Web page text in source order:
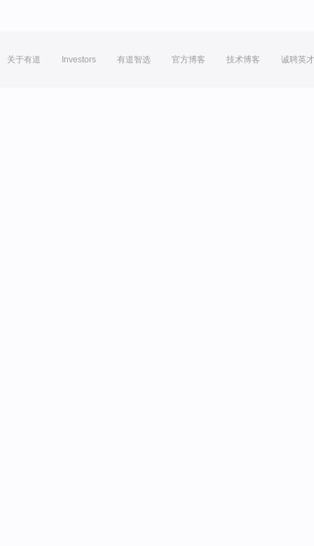
关于有道 Investors 有道智选 官方博客 技术博客 诚聘英才